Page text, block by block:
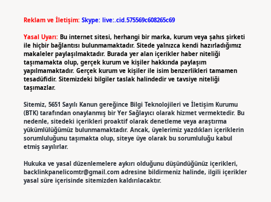
Reklam ve İletişim: Skype: live:.cid.575569c608265c69
Yasal Uyarı: Bu internet sitesi, herhangi bir marka, kurum veya şahıs şirketi
ile hiçbir bağlantısı bulunmamaktadır. Sitede yalnızca kendi hazırladığımız
makaleler paylaşılmaktadır. Burada yer alan içerikler haber niteliği
taşımamakta olup, gerçek kurum ve kişiler hakkında paylaşım
yapılmamaktadır. Gerçek kurum ve kişiler ile isim benzerlikleri tamamen
tesadüfidir. Sitemizdeki bilgiler taslak halindedir ve tavsiye niteliği
taşımazlar.
Sitemiz, 5651 Sayılı Kanun gereğince Bilgi Teknolojileri ve İletişim Kurumu
(BTK) tarafından onaylanmış bir Yer Sağlayıcı olarak hizmet vermektedir. Bu
nedenle, sitedeki içerikleri proaktif olarak denetleme veya araştırma
yükümlülüğümüz bulunmamaktadır. Ancak, üyelerimiz yazdıkları içeriklerin
sorumluluğunu taşımakta olup, siteye üye olarak bu sorumluluğu kabul
etmiş sayılırlar.
Hukuka ve yasal düzenlemelere aykırı olduğunu düşündüğünüz içerikleri,
backlinkpanelicomtr@gmail.comadresine bildirmeniz halinde, ilgili içerikler
yasal süre içerisinde sitemizden kaldırılacaktır.